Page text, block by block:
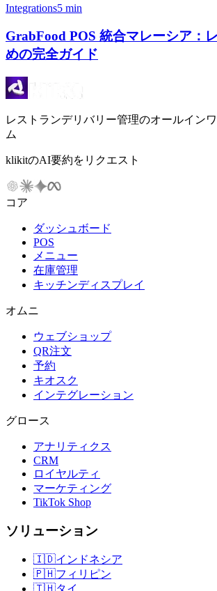
Integrations5 min
GrabFood POS 統合マレーシア：
めの完全ガイド
レストランデリバリー管理のオールイン
ム
klikitのAI要約をリクエスト
コア
ダッシュボード
POS
メニュー
在庫管理
キッチンディスプレイ
オムニ
ウェブショップ
QR注文
予約
キオスク
インテグレーション
グロース
アナリティクス
CRM
ロイヤルティ
マーケティング
TikTok Shop
ソリューション
🇮🇩インドネシア
🇵🇭フィリピン